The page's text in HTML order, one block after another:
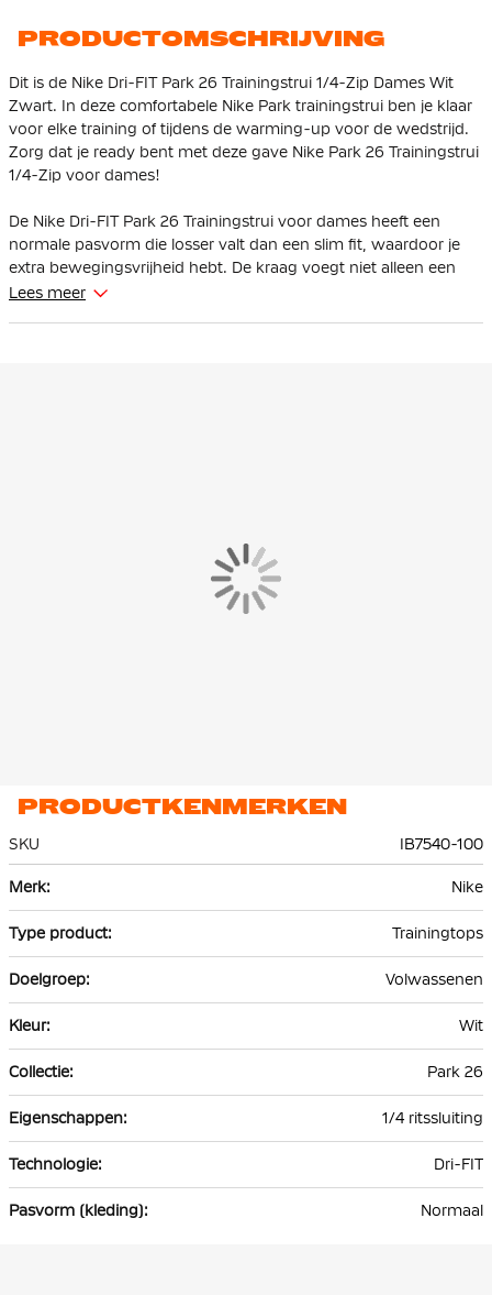
PRODUCTOMSCHRIJVING
Dit is de Nike Dri-FIT Park 26 Trainingstrui 1/4-Zip Dames Wit
Zwart. In deze comfortabele Nike Park trainingstrui ben je klaar
voor elke training of tijdens de warming-up voor de wedstrijd.
Zorg dat je ready bent met deze gave Nike Park 26 Trainingstrui
1/4-Zip voor dames!
De Nike Dri-FIT Park 26 Trainingstrui voor dames heeft een
normale pasvorm die losser valt dan een slim fit, waardoor je
extra bewegingsvrijheid hebt. De kraag voegt niet alleen een
moderne look toe, maar biedt ook extra bescherming tegen
van de trui. Hierdoor blijf je droog en comfortabel tijdens het
Lees meer
PRODUCTKENMERKEN
SKU
IB7540-100
informatie
Nike
Trainingtops
Volwassenen
Wit
Park 26
1/4 ritssluiting
Dri-FIT
Normaal